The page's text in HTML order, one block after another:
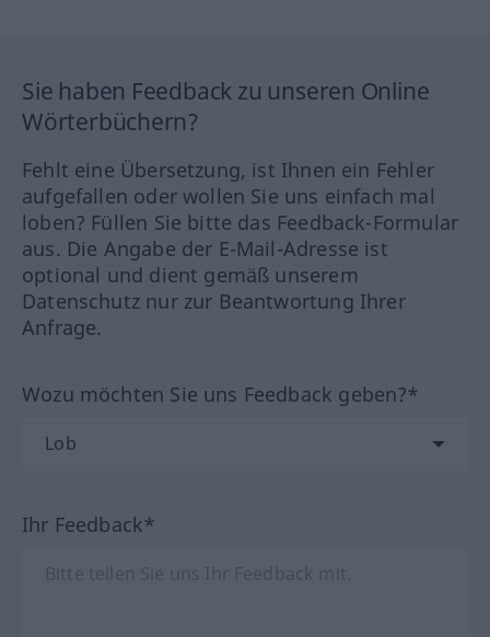
Sie haben Feedback zu unseren Online
Wörterbüchern?
Fehlt eine Übersetzung, ist Ihnen ein Fehler
aufgefallen oder wollen Sie uns einfach mal
loben? Füllen Sie bitte das Feedback-Formular
aus. Die Angabe der E-Mail-Adresse ist
optional und dient gemäß unserem
Datenschutz nur zur Beantwortung Ihrer
Anfrage.
Wozu möchten Sie uns Feedback geben?*
Ihr Feedback*